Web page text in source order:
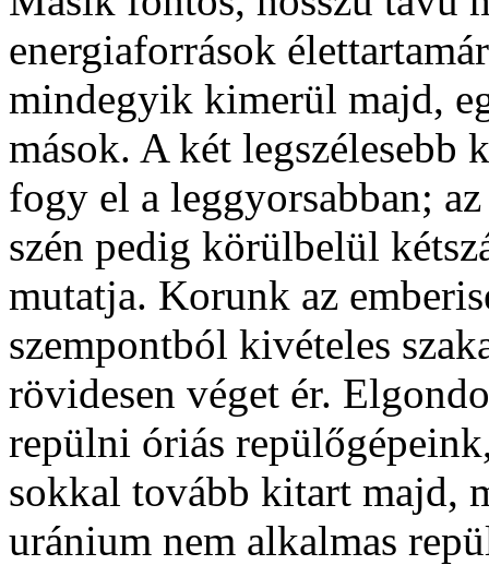
energiaforrások
mindegyik kimerül majd,
mások. A két legszélesebb
fogy el a leggyorsabban;
szén pedig körülbelül
mutatja. Korunk az
szempontból kivételes
rövidesen véget ér.
repülni óriás
sokkal tovább kitart majd,
uránium nem alkalmas